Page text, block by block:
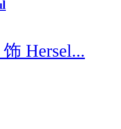
Hersel...